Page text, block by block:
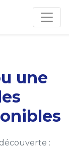
une
: